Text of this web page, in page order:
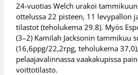
24-vuotias Welch urakoi
ottelussa 22 pisteen, 11 levypallon
tilastot (teholukema 29.8). Myös
(3–2) Kamilah Jacksonin tammikuu
(16,6ppg/22,2rpg, teholukema
pelaajavalinnassa vaakakupissa
voittotilasto.